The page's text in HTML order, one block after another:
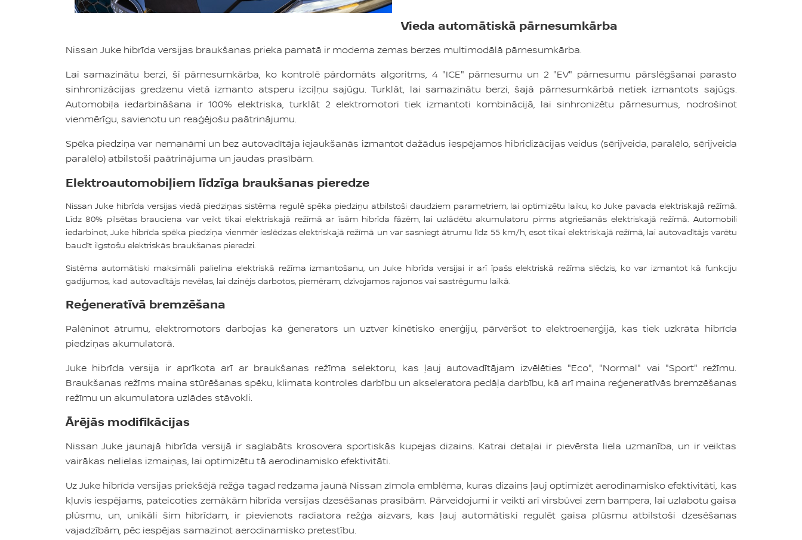
Vieda automātiskā pārnesumkārba
Nissan Juke hibrīda versijas braukšanas prieka pamatā ir moderna zemas berzes multimodālā pārnesumkārba.
Lai samazinātu berzi, šī pārnesumkārba, ko kontrolē pārdomāts algoritms, 4 "ICE" pārnesumu un 2 "EV" pārnesumu pārslēgšanai parasto
sinhronizācijas gredzenu vietā izmanto atsperu izciļņu sajūgu. Turklāt, lai samazinātu berzi, šajā pārnesumkārbā netiek izmantots sajūgs.
Automobiļa iedarbināšana ir 100% elektriska, turklāt 2 elektromotori tiek izmantoti kombinācijā, lai sinhronizētu pārnesumus, nodrošinot
vienmērīgu, savienotu un reaģējošu paātrinājumu.
Spēka piedziņa var nemanāmi un bez autovadītāja iejaukšanās izmantot dažādus iespējamos hibridizācijas veidus (sērijveida, paralēlo, sērijveida
paralēlo) atbilstoši paātrinājuma un jaudas prasībām.
Elektroautomobiļiem līdzīga braukšanas pieredze
Nissan Juke hibrīda versijas viedā piedziņas sistēma regulē spēka piedziņu atbilstoši daudziem parametriem, lai optimizētu laiku, ko Juke pavada elektriskajā režīmā.
Līdz 80% pilsētas brauciena var veikt tikai elektriskajā režīmā ar īsām hibrīda fāzēm, lai uzlādētu akumulatoru pirms atgriešanās elektriskajā režīmā. Automobili
iedarbinot, Juke hibrīda spēka piedziņa vienmēr ieslēdzas elektriskajā režīmā un var sasniegt ātrumu līdz 55 km/h, esot tikai elektriskajā režīmā, lai autovadītājs varētu
baudīt ilgstošu elektriskās braukšanas pieredzi.
Sistēma automātiski maksimāli palielina elektriskā režīma izmantošanu, un Juke hibrīda versijai ir arī īpašs elektriskā režīma slēdzis, ko var izmantot kā funkciju
gadījumos, kad autovadītājs nevēlas, lai dzinējs darbotos, piemēram, dzīvojamos rajonos vai sastrēgumu laikā.
Reģeneratīvā bremzēšana
Palēninot ātrumu, elektromotors darbojas kā ģenerators un uztver kinētisko enerģiju, pārvēršot to elektroenerģijā, kas tiek uzkrāta hibrīda
piedziņas akumulatorā.
Juke hibrīda versija ir aprīkota arī ar braukšanas režīma selektoru, kas ļauj autovadītājam izvēlēties "Eco", "Normal" vai "Sport" režīmu.
Braukšanas režīms maina stūrēšanas spēku, klimata kontroles darbību un akseleratora pedāļa darbību, kā arī maina reģeneratīvās bremzēšanas
režīmu un akumulatora uzlādes stāvokli.
Ārējās modifikācijas
Nissan Juke jaunajā hibrīda versijā ir saglabāts krosovera sportiskās kupejas dizains. Katrai detaļai ir pievērsta liela uzmanība, un ir veiktas
vairākas nelielas izmaiņas, lai optimizētu tā aerodinamisko efektivitāti.
Uz Juke hibrīda versijas priekšējā režģa tagad redzama jaunā Nissan zīmola emblēma, kuras dizains ļauj optimizēt aerodinamisko efektivitāti, kas
kļuvis iespējams, pateicoties zemākām hibrīda versijas dzesēšanas prasībām. Pārveidojumi ir veikti arī virsbūvei zem bampera, lai uzlabotu gaisa
plūsmu, un, unikāli šim hibrīdam, ir pievienots radiatora režģa aizvars, kas ļauj automātiski regulēt gaisa plūsmu atbilstoši dzesēšanas
vajadzībām, pēc iespējas samazinot aerodinamisko pretestību.